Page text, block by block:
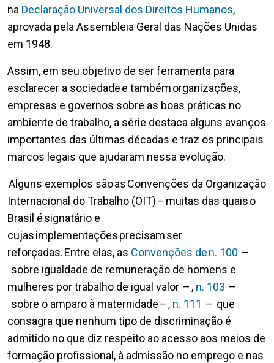
na Declaração Universal dos Direitos Humanos,
aprovada pela Assembleia Geral das Nações Unidas
em 1948.
Assim, em seu objetivo de ser ferramenta para
esclarecer a sociedade e também organizações,
empresas e governos sobre as boas práticas no
ambiente de trabalho, a série destaca alguns avanços
importantes das últimas décadas e traz os principais
marcos legais que ajudaram nessa evolução.
Alguns exemplos são as Convenções da Organização
Internacional do Trabalho (OIT) – muitas das quais o
Brasil é signatário e
cujas implementações precisam ser
reforçadas. Entre elas, as Convenções de n. 100 –
sobre igualdade de remuneração de homens e
mulheres por trabalho de igual valor – , n. 103 –
sobre o amparo à maternidade – , n. 111 – que
consagra que nenhum tipo de discriminação é
admitido no que diz respeito ao acesso aos meios de
formação profissional, à admissão no emprego e nas